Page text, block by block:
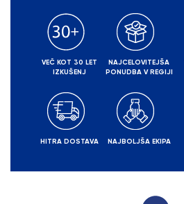
VEČ KOT 30 LET
IZKUŠENJ
NAJCELOVITEJŠA
PONUDBA V REGIJI
HITRA DOSTAVA NAJBOLJŠA EKIPA